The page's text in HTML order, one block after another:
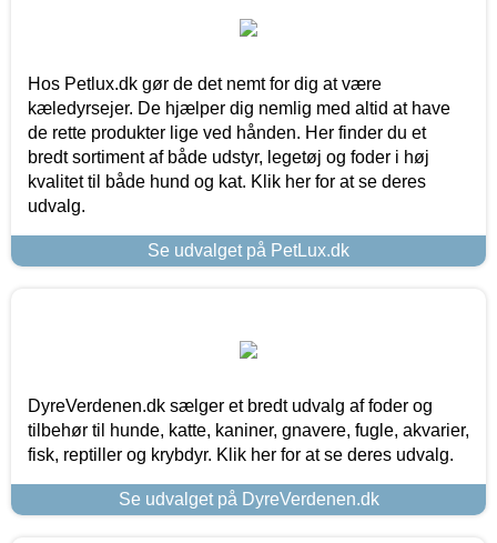
Hos Petlux.dk gør de det nemt for dig at være
kæledyrsejer. De hjælper dig nemlig med altid at have
de rette produkter lige ved hånden. Her finder du et
bredt sortiment af både udstyr, legetøj og foder i høj
kvalitet til både hund og kat. Klik her for at se deres
udvalg.
Se udvalget på PetLux.dk
DyreVerdenen.dk sælger et bredt udvalg af foder og
tilbehør til hunde, katte, kaniner, gnavere, fugle, akvarier,
fisk, reptiller og krybdyr. Klik her for at se deres udvalg.
Se udvalget på DyreVerdenen.dk